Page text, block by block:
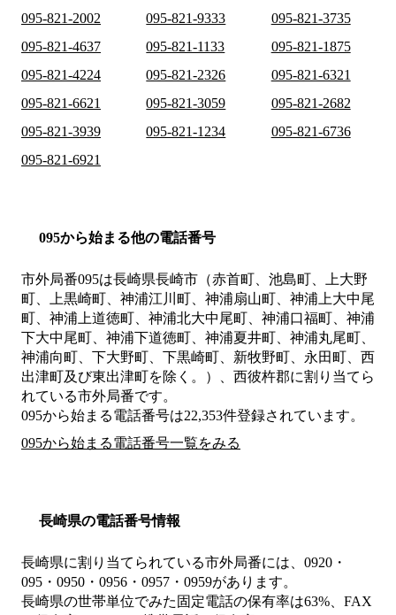
095-821-2002
095-821-9333
095-821-3735
095-821-4637
095-821-1133
095-821-1875
095-821-4224
095-821-2326
095-821-6321
095-821-6621
095-821-3059
095-821-2682
095-821-3939
095-821-1234
095-821-6736
095-821-6921
095から始まる他の電話番号
市外局番095は長崎県長崎市（赤首町、池島町、上大野
町、上黒崎町、神浦江川町、神浦扇山町、神浦上大中尾
町、神浦上道徳町、神浦北大中尾町、神浦口福町、神浦
下大中尾町、神浦下道徳町、神浦夏井町、神浦丸尾町、
神浦向町、下大野町、下黒崎町、新牧野町、永田町、西
出津町及び東出津町を除く。）、西彼杵郡に割り当てら
れている市外局番です。
095から始まる電話番号は22,353件登録されています。
095から始まる電話番号一覧をみる
長崎県の電話番号情報
長崎県に割り当てられている市外局番には、0920・
095・0950・0956・0957・0959があります。
長崎県の世帯単位でみた固定電話の保有率は63%、FAX